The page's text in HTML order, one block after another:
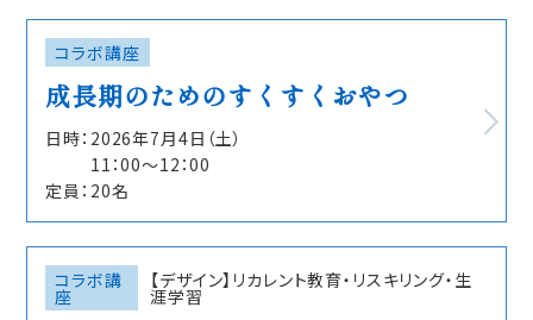
コラボ講座
成長期のためのすくすくおやつ
日時： 2026年7⽉4⽇（土）
11：00〜12：00
定員： 20名
コラボ講
座
【デザイン】リカレント教育・リスキリング・生
涯学習